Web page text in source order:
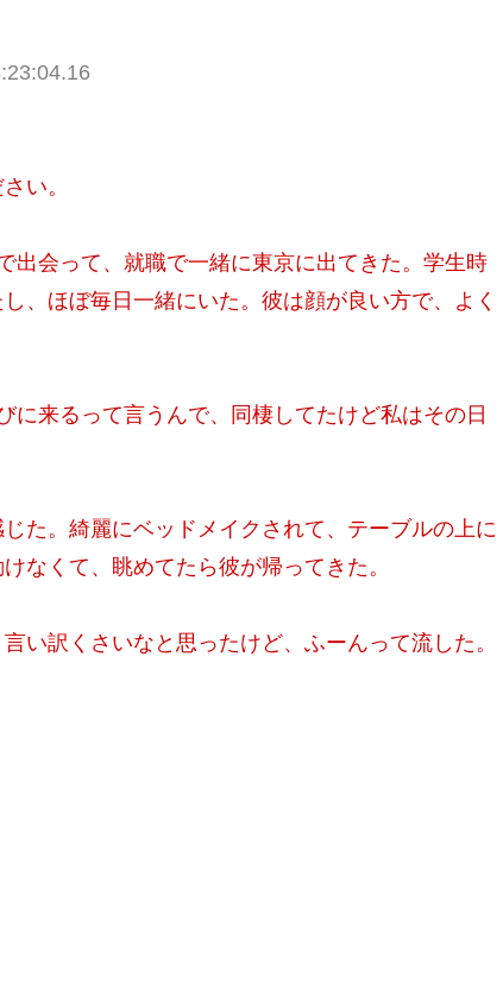
い。
出会って、就職で一緒に東京に出てきた。学生時
、ほぼ毎日一緒にいた。彼は顔が良い方で、よく
来るって言うんで、同棲してたけど私はその日
た。綺麗にベッドメイクされて、テーブルの上に
なくて、眺めてたら彼が帰ってきた。
い訳くさいなと思ったけど、ふーんって流した。